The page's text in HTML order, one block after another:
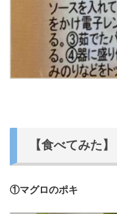
【食べてみた】
①マグロのポキ